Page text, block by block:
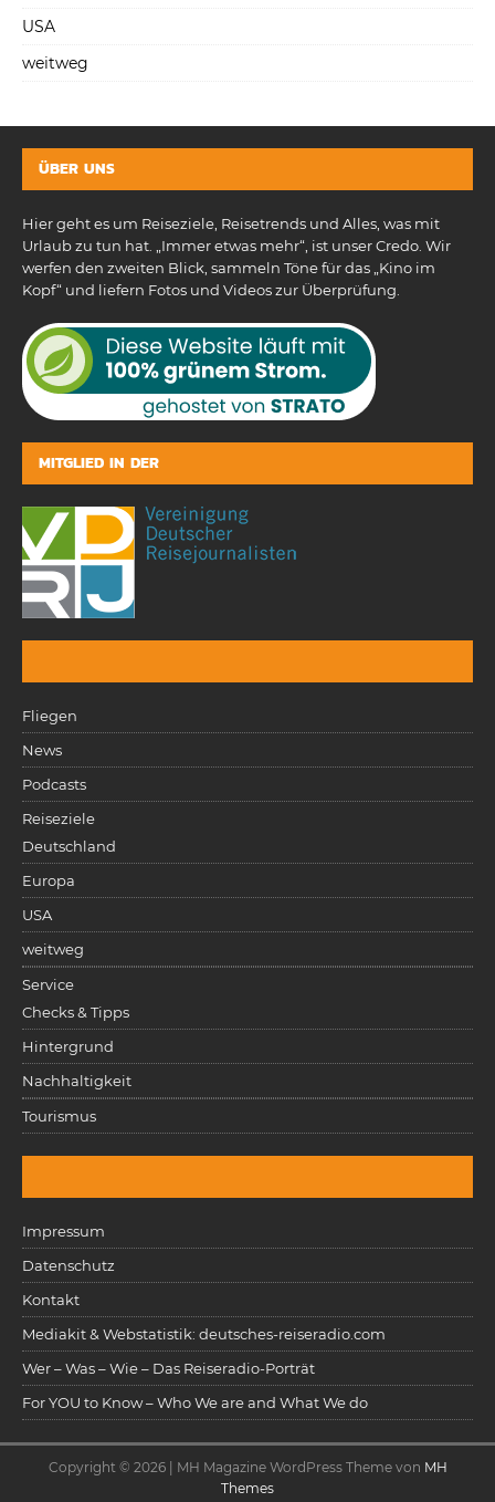
USA
weitweg
ÜBER UNS
Hier geht es um Reiseziele, Reisetrends und Alles, was mit
Urlaub zu tun hat. „Immer etwas mehr“, ist unser Credo. Wir
werfen den zweiten Blick, sammeln Töne für das „Kino im
Kopf“ und liefern Fotos und Videos zur Überprüfung.
MITGLIED IN DER
Fliegen
News
Podcasts
Reiseziele
Deutschland
Europa
USA
weitweg
Service
Checks & Tipps
Hintergrund
Nachhaltigkeit
Tourismus
Impressum
Datenschutz
Kontakt
Mediakit & Webstatistik: deutsches-reiseradio.com
Wer – Was – Wie – Das Reiseradio-Porträt
For YOU to Know – Who We are and What We do
Copyright © 2026 | MH Magazine WordPress Theme von MH
Themes